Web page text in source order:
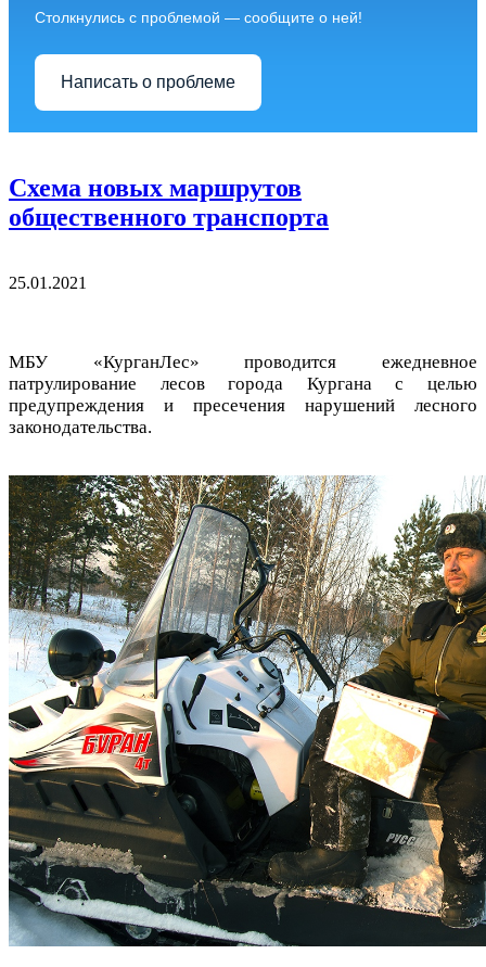
Столкнулись с проблемой — сообщите о ней!
Написать о проблеме
Схема новых маршрутов
общественного транспорта
25.01.2021
МБУ «КурганЛес» проводится ежедневное
патрулирование лесов города Кургана с целью
предупреждения и пресечения нарушений лесного
законодательства.